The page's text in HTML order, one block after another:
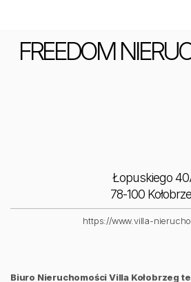
FREEDOM
Łopuskiego
78-100
https://www.villa-
Biuro Nieruchomości Villa Kołobrzeg